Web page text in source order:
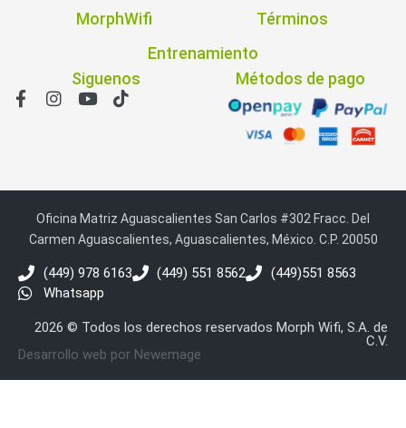
MorphWifi
Términos
Entrenamiento
Siguenos
Métodos de pago
Oficina Matriz Aguascalientes San Carlos #302 Fracc. Del
Carmen Aguascalientes, Aguascalientes, México. C.P. 20050
(449) 978 6163 (449) 551 8562
(449)551 8563
Whatsapp
2026 © Todos los derechos reservados Morph Wifi, S.A. de
C.V.
Desarrollo web por Newemage